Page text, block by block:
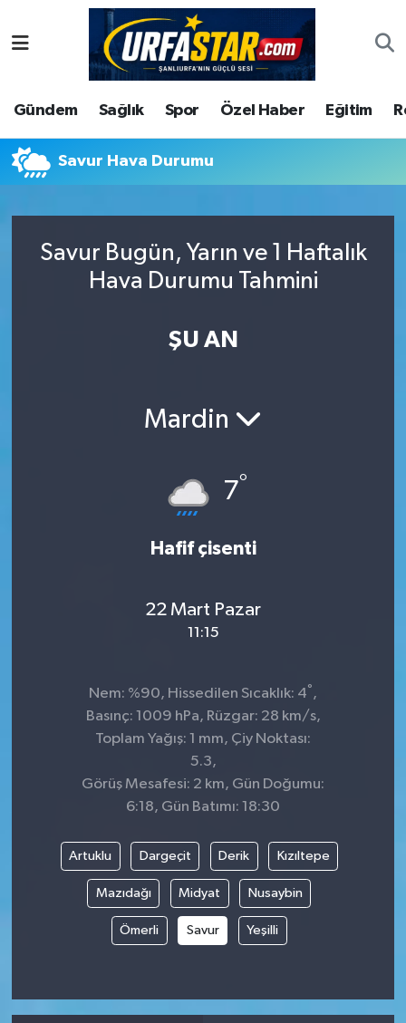
Gündem Sağlık Spor Özel Haber Eğitim
Savur Hava Durumu
Savur Bugün, Yarın ve 1 Haftalık
Hava Durumu Tahmini
ŞU AN
Mardin
7°
Hafif çisenti
22 Mart Pazar
11:15
Nem: %90, Hissedilen Sıcaklık: 4° ,
Basınç: 1009 hPa, Rüzgar: 28 km/s,
Toplam Yağış: 1 mm, Çiy Noktası:
5.3,
Görüş Mesafesi: 2 km, Gün Doğumu:
6:18, Gün Batımı: 18:30
Artuklu Dargeçit Derik Kızıltepe
Mazıdağı Midyat Nusaybin
Ömerli Savur Yeşilli
ASAYİS
ÇEVRE
DUNYA
Ekonomi
Şanlıurfa Nöbetçi Eczaneler
Şanlıurfa Hava Durumu
Şanlıurfa Namaz Vakitleri
Süper Lig Puan Durumu ve Fikstür
Son Dakika Haberleri